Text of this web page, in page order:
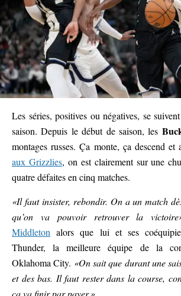
Les séries, positives ou négatives, se
saison. Depuis le début de saison, les
montages russes. Ça monte, ça descend et
aux Grizzlies, on est clairement sur une
quatre défaites en cinq matches.
«Il faut insister, rebondir. On a un match
qu’on va pouvoir retrouver la
Middleton alors que lui et ses
Thunder, la meilleure équipe de la
Oklahoma City. «On sait que durant une
et des bas. Il faut rester dans la course,
ça va finir par payer.»